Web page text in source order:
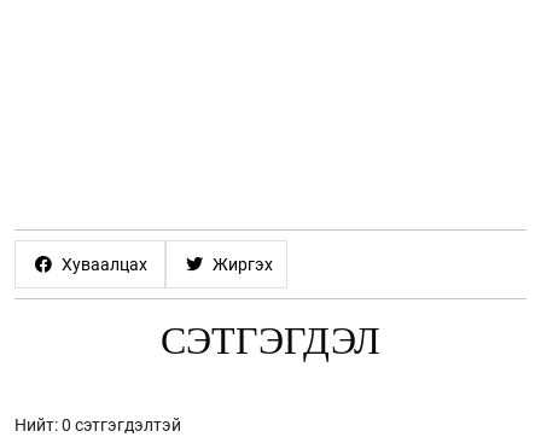
Хуваалцах Жиргэх
СЭТГЭГДЭЛ
Нийт: 0 сэтгэгдэлтэй